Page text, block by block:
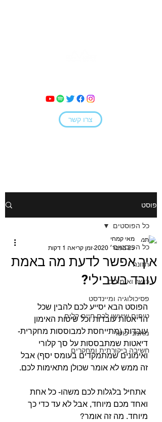
צרו קשר
פוסט
כל הפוסטים
תזונה
כושר ואימונים
פסיכולוגיה ומיינדסט
טיפים שיעשו לכם חיים קלים
מאמני כושר
חשיבה ביקורתית ומחקרים
כל הפוסטים
איך אפשר לדעת מה באמת
עובד בשבילי?
מאי קמחי
25 בפבר׳ 2020
זמן קריאה 1 דקות
הפוסט הבא יסייע לכם להבין שכל
הדיאטות עובדות וכל שיטות האימון
עובדות (מתייחסת למבוססות מחקרית-
דיאטות שמתבססות על סך קלורי
ואימונים שמתמקדים בעומס יסף) אבל
זה ממש לא אומר שכולן מתאימות לכם.
אתחיל בלגלות לכם משהו- כל אחת
ואחד מכם מיוחד, אבל לא עד כדי כך
מיוחד. מה זה אומר?